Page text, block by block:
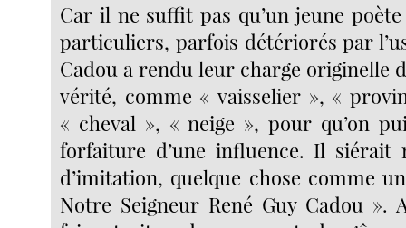
Car il ne suffit pas qu’un jeune
particuliers, parfois détériorés par
Cadou a rendu leur charge originelle
vérité, comme « vaisselier », «
« cheval », « neige », pour qu’on
forfaiture d’une influence. Il siérait
d’imitation, quelque chose comme
Notre Seigneur René Guy Cadou ».